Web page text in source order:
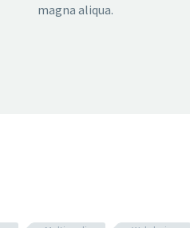
magna aliqua.